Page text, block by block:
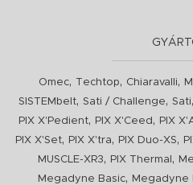
Omec, Techtop, Chiaravalli,
SISTEMbelt, Sati / Challenge, Sati,
PIX X'Pedient, PIX X'Ceed , PIX
PIX X'Set, PIX X'tra, PIX Duo-XS,
MUSCLE-XR3, PIX Thermal ,
Megadyne Basic, Megadyne